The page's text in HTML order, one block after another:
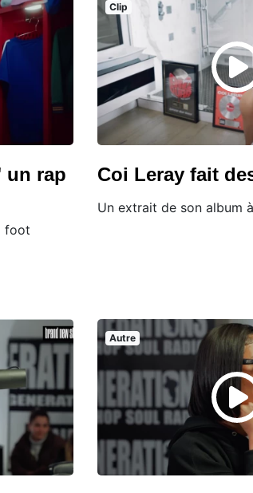
un rap
foot
Clip
Coi Leray fait
Un extrait de son album
Autre